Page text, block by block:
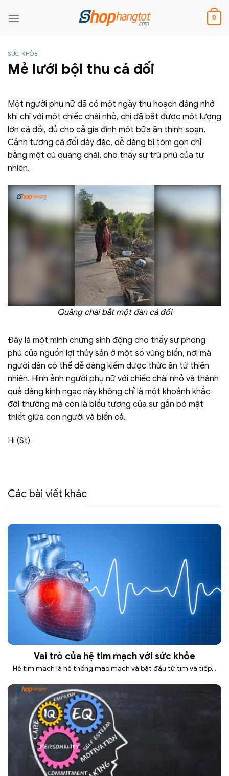
0
SỨC KHỎE
Mẻ lưới bội thu cá đối
Một người phụ nữ đã có một ngày thu hoạch đáng nhớ
khi chỉ với một chiếc chài nhỏ, chị đã bắt được một lượng
lớn cá đối, đủ cho cả gia đình một bữa ăn thịnh soạn.
Cảnh tượng cá đối dày đặc, dễ dàng bị tóm gọn chỉ
bằng một cú quăng chài, cho thấy sự trù phú của tự
nhiên.
Quăng chài bắt một đàn cá đối
Đây là một minh chứng sinh động cho thấy sự phong
phú của nguồn lợi thủy sản ở một số vùng biển, nơi mà
người dân có thể dễ dàng kiếm được thức ăn từ thiên
nhiên. Hình ảnh người phụ nữ với chiếc chài nhỏ và thành
quả đáng kinh ngạc này không chỉ là một khoảnh khắc
đời thường mà còn là biểu tượng của sự gắn bó mật
thiết giữa con người và biển cả.
Hi (St)
Các bài viết khác
Vai trò của hệ tim mạch với sức khỏe
Hệ tim mạch là hệ thống mao mạch và bắt đầu từ tim và tiếp...